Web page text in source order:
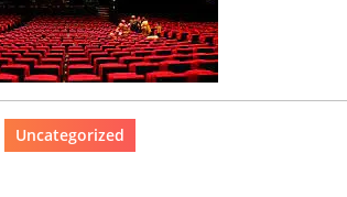
Uncategorized